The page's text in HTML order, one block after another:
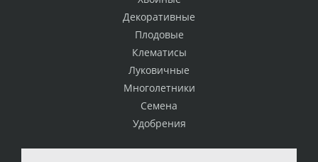
Декоративные
Плодовые
Клематисы
Луковичные
Многолетники
Семена
Удобрения